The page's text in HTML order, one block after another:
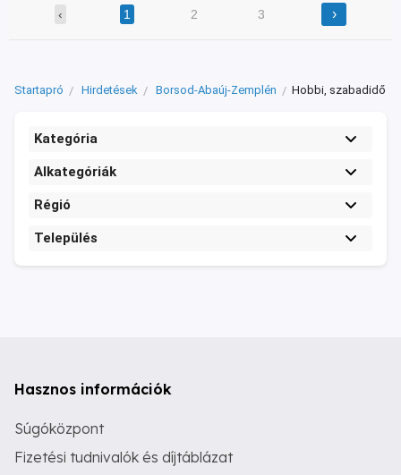
‹ 1 2 3 ›
Startapró Hirdetések Borsod-Abaúj-Zemplén Hobbi, szabadidő
Kategória
Alkategóriák
Régió
Település
Hasznos információk
Súgóközpont
Fizetési tudnivalók és díjtáblázat